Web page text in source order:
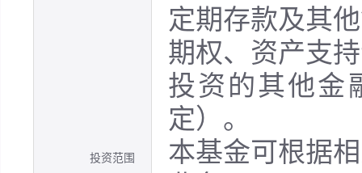
投资范围
定期存款及其
期权、资产支
投资的其他金
定）。
本基金可根据